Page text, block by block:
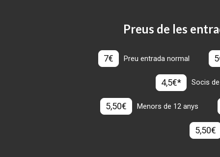
Preus de les
7€ Preu entrada normal
4,5€* Socis
5,50€ Menors de 12 anys
5,50€